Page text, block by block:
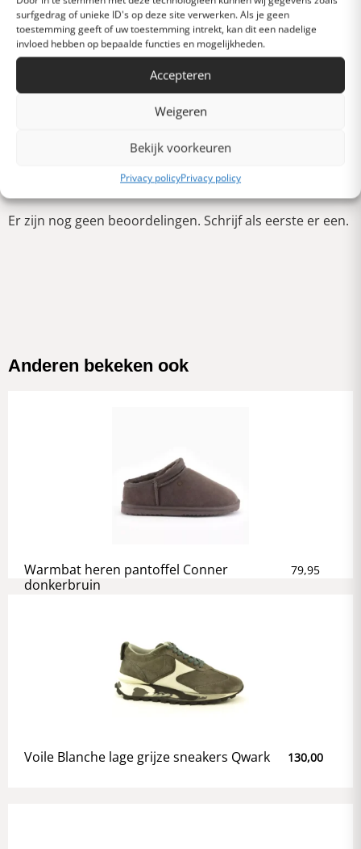
surfgedrag of unieke ID's op deze site verwerken. Als je geen
toestemming geeft of uw toestemming intrekt, kan dit een nadelige
invloed hebben op bepaalde functies en mogelijkheden.
Accepteren
Weigeren
Bekijk voorkeuren
Privacy policyPrivacy policy
Gemiddeld
Slecht
Schrijf een review
Er zijn nog geen beoordelingen. Schrijf als eerste er een.
Anderen bekeken ook
Warmbat heren pantoffel Conner
donkerbruin
79,95
Voile Blanche lage grijze sneakers Qwark 130,00